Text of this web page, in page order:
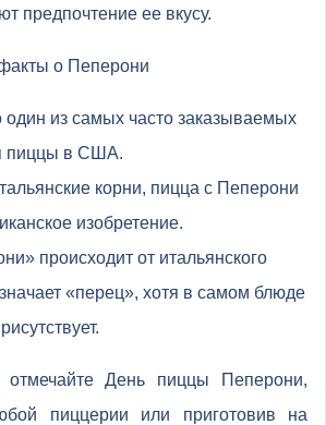
предпочтение ее вкусу.
о Пеперони
один из самых часто заказываемых
пиццы в США.
корни, пицца с Пеперони
изобретение.
происходит от итальянского
«перец», хотя в самом блюде
отмечайте День пиццы Пеперони,
пиццерии или приготовив на